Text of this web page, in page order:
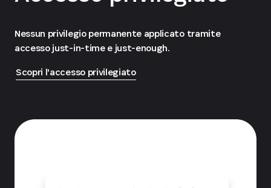
Nessun privilegio permanente applicato tramite
accesso just-in-time e just-enough.
Scopri l'accesso privilegiato